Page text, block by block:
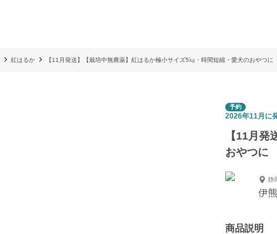
紅はるか 【11月発送】【栽培中無農薬】紅はるか極小サイズ5㎏・時間短縮・愛犬のおやつに
予約
2026年11月に
【11月
おやつに
静
伊
商品説明